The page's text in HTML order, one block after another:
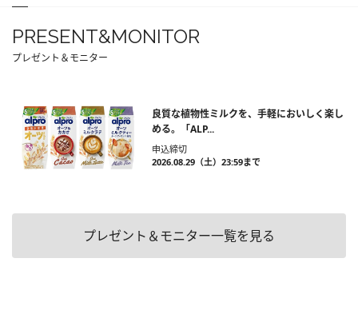
PRESENT&MONITOR
プレゼント＆モニター
良質な植物性ミルクを、手軽においしく楽し
める。「ALP...
申込締切
2026.08.29（土）23:59まで
プレゼント＆モニター一覧を見る